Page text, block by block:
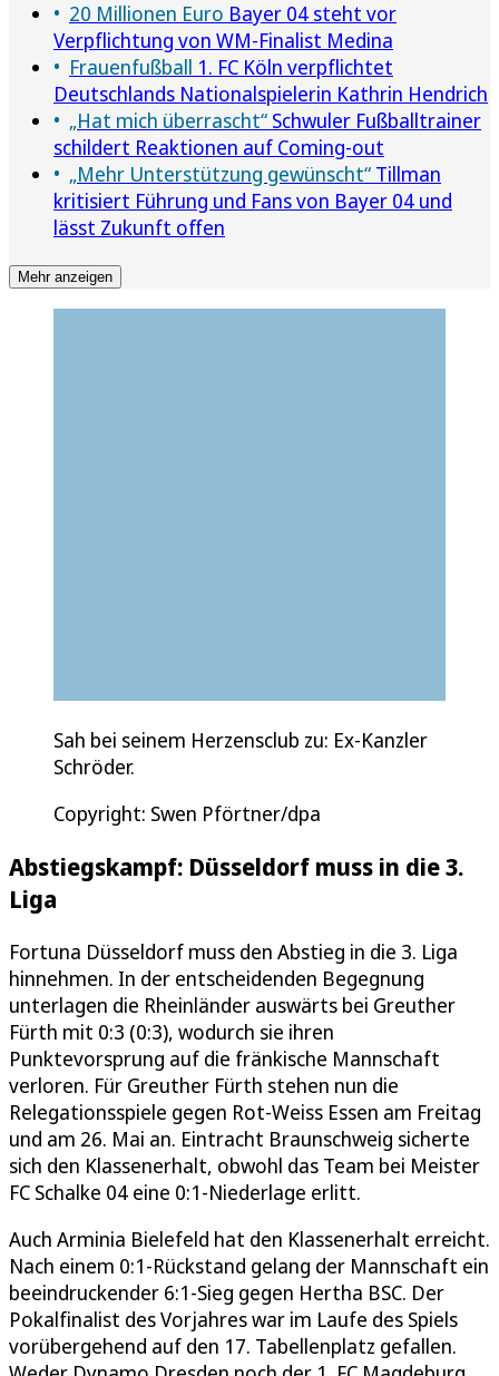
20 Millionen Euro Bayer 04 steht vor
Verpflichtung von WM-Finalist Medina
Frauenfußball 1. FC Köln verpflichtet
Deutschlands Nationalspielerin Kathrin Hendrich
„Hat mich überrascht“ Schwuler Fußballtrainer
schildert Reaktionen auf Coming-out
„Mehr Unterstützung gewünscht“ Tillman
kritisiert Führung und Fans von Bayer 04 und
lässt Zukunft offen
Mehr anzeigen
Sah bei seinem Herzensclub zu: Ex-Kanzler
Schröder.
Copyright: Swen Pförtner/dpa
Abstiegskampf: Düsseldorf muss in die 3.
Liga
Fortuna Düsseldorf muss den Abstieg in die 3. Liga
hinnehmen. In der entscheidenden Begegnung
unterlagen die Rheinländer auswärts bei Greuther
Fürth mit 0:3 (0:3), wodurch sie ihren
Punktevorsprung auf die fränkische Mannschaft
verloren. Für Greuther Fürth stehen nun die
Relegationsspiele gegen Rot-Weiss Essen am Freitag
und am 26. Mai an. Eintracht Braunschweig sicherte
sich den Klassenerhalt, obwohl das Team bei Meister
FC Schalke 04 eine 0:1-Niederlage erlitt.
Auch Arminia Bielefeld hat den Klassenerhalt erreicht.
Nach einem 0:1-Rückstand gelang der Mannschaft ein
beeindruckender 6:1-Sieg gegen Hertha BSC. Der
Pokalfinalist des Vorjahres war im Laufe des Spiels
vorübergehend auf den 17. Tabellenplatz gefallen.